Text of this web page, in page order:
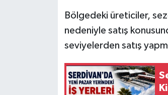
Bölgedeki üreticiler,
nedeniyle satış
seviyelerden satış